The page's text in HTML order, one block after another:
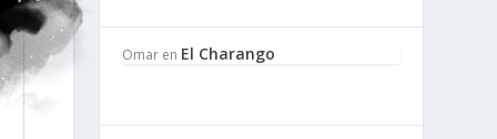
Omar en El Charango